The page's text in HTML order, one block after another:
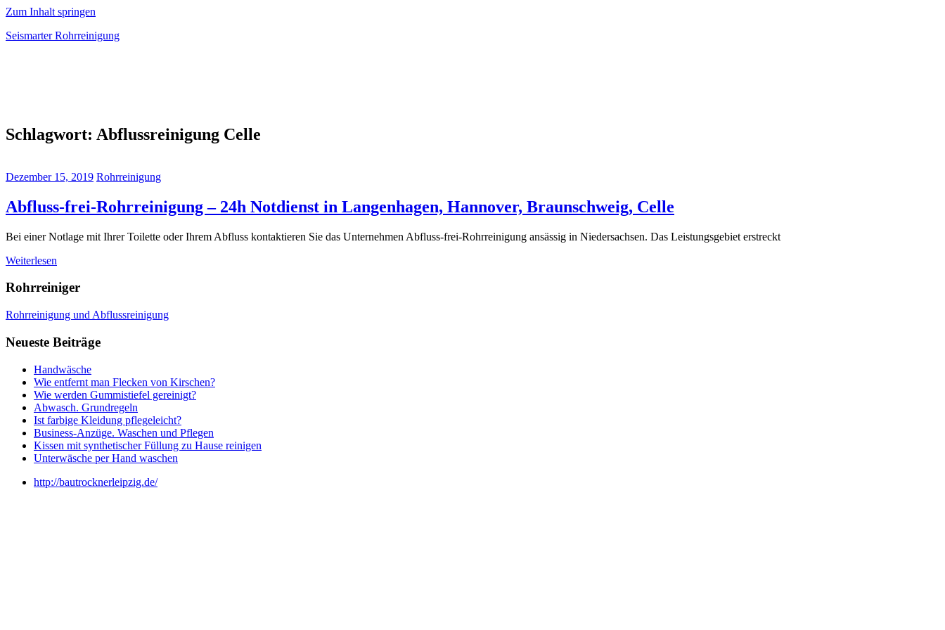
Zum Inhalt springen
Seismarter Rohrreinigung
Schlagwort: Abflussreinigung Celle
Dezember 15, 2019 Rohrreinigung
Abfluss-frei-Rohrreinigung – 24h Notdienst in Langenhagen, Hannover, Braunschweig, Celle
Bei einer Notlage mit Ihrer Toilette oder Ihrem Abfluss kontaktieren Sie das Unternehmen Abfluss-frei-Rohrreinigung ansässig in Niedersachsen. Das Leistungsgebiet erstreckt
Weiterlesen
Rohrreiniger
Rohrreinigung und Abflussreinigung
Neueste Beiträge
Handwäsche
Wie entfernt man Flecken von Kirschen?
Wie werden Gummistiefel gereinigt?
Abwasch. Grundregeln
Ist farbige Kleidung pflegeleicht?
Business-Anzüge. Waschen und Pflegen
Kissen mit synthetischer Füllung zu Hause reinigen
Unterwäsche per Hand waschen
http://bautrocknerleipzig.de/